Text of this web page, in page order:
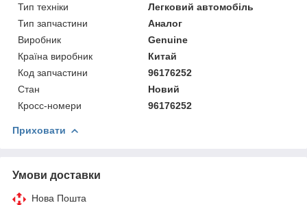
Тип техніки
Легковий автомобіль
Тип запчастини
Аналог
Виробник
Genuine
Країна виробник
Китай
Код запчастини
96176252
Стан
Новий
Кросс-номери
96176252
Приховати
Умови доставки
Нова Пошта